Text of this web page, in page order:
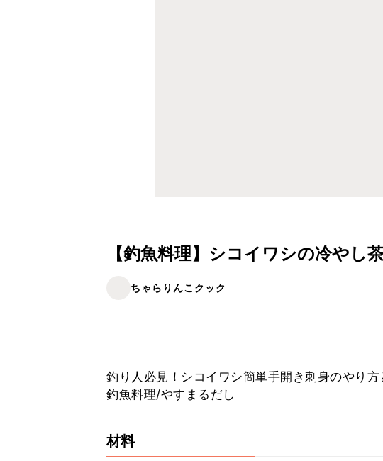
【釣魚料理】シコイワシの冷やし
ちゃらりんこクック
釣り人必見！シコイワシ簡単手開き刺身のやり
釣魚料理/やすまるだし
材料